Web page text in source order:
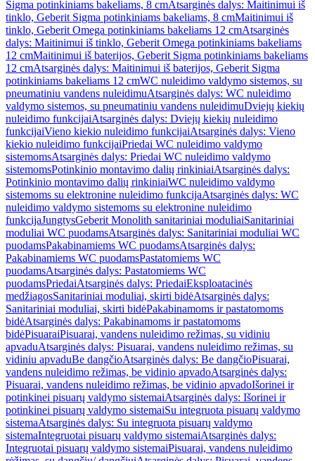
Sigma potinkiniams bakeliams, 8 cmAtsarginės dalys: Maitinimui iš
tinklo, Geberit Sigma potinkiniams bakeliams, 8 cmMaitinimui iš
tinklo, Geberit Omega potinkiniams bakeliams 12 cmAtsarginės
dalys: Maitinimui iš tinklo, Geberit Omega potinkiniams bakeliams
12 cmMaitinimui iš baterijos, Geberit Sigma potinkiniams bakeliams
12 cmAtsarginės dalys: Maitinimui iš baterijos, Geberit Sigma
potinkiniams bakeliams 12 cmWC nuleidimo valdymo sistemos, su
pneumatiniu vandens nuleidimuAtsarginės dalys: WC nuleidimo
valdymo sistemos, su pneumatiniu vandens nuleidimuDviejų kiekių
nuleidimo funkcijaiAtsarginės dalys: Dviejų kiekių nuleidimo
funkcijaiVieno kiekio nuleidimo funkcijaiAtsarginės dalys: Vieno
kiekio nuleidimo funkcijaiPriedai WC nuleidimo valdymo
sistemomsAtsarginės dalys: Priedai WC nuleidimo valdymo
sistemomsPotinkinio montavimo dalių rinkiniaiAtsarginės dalys:
Potinkinio montavimo dalių rinkiniaiWC nuleidimo valdymo
sistemoms su elektronine nuleidimo funkcijaAtsarginės dalys: WC
nuleidimo valdymo sistemoms su elektronine nuleidimo
funkcijaJungtysGeberit Monolith sanitariniai moduliaiSanitariniai
moduliai WC puodamsAtsarginės dalys: Sanitariniai moduliai WC
puodamsPakabinamiems WC puodamsAtsarginės dalys:
Pakabinamiems WC puodamsPastatomiems WC
puodamsAtsarginės dalys: Pastatomiems WC
puodamsPriedaiAtsarginės dalys: PriedaiEksploatacinės
medžiagosSanitariniai moduliai, skirti bidėAtsarginės dalys:
Sanitariniai moduliai, skirti bidėPakabinamoms ir pastatomoms
bidėAtsarginės dalys: Pakabinamoms ir pastatomoms
bidėPisuaraiPisuarai, vandens nuleidimo režimas, su vidiniu
apvaduAtsarginės dalys: Pisuarai, vandens nuleidimo režimas, su
vidiniu apvaduBe dangčioAtsarginės dalys: Be dangčioPisuarai,
vandens nuleidimo režimas, be vidinio apvadoAtsarginės dalys:
Pisuarai, vandens nuleidimo režimas, be vidinio apvadoIšorinei ir
potinkinei pisuarų valdymo sistemaiAtsarginės dalys: Išorinei ir
potinkinei pisuarų valdymo sistemaiSu integruota pisuarų valdymo
sistemaAtsarginės dalys: Su integruota pisuarų valdymo
sistemaIntegruotai pisuarų valdymo sistemaiAtsarginės dalys:
Integruotai pisuarų valdymo sistemaiPisuarai, vandens nuleidimo